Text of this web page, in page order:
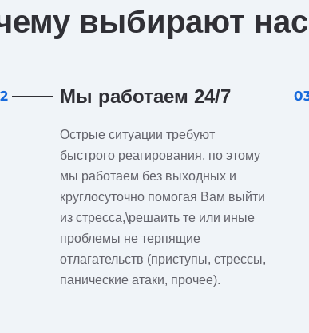
выбирают нас
Мы работаем 24/7
Острые ситуации требуют
быстрого реагирования, по этому
мы работаем без выходных и
круглосуточно помогая Вам выйти
из стресса,\решаить те или иные
проблемы не терпящие
отлагательств (приступы, стрессы,
панические атаки, прочее).